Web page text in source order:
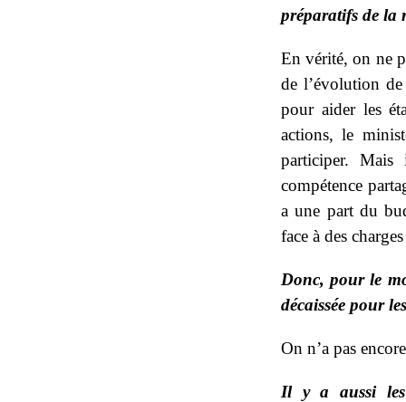
préparatifs de la
En vérité, on ne
de l’évolution
pour aider les
actions, le
participer.
compétence
a une part du
face à des
Donc, pour le
décaissée pour
On n’a pas
Il y a aussi les